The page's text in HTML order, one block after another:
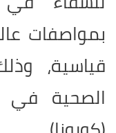
بمواصفات
قياسية،
الصحية